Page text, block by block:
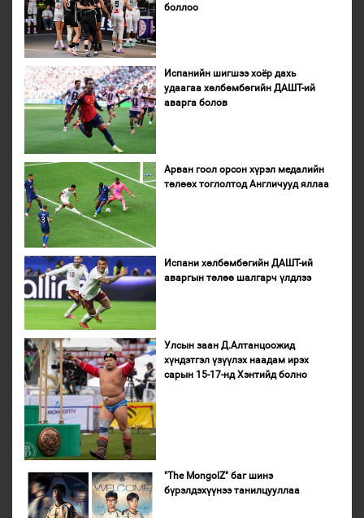
боллоо
Испанийн шигшээ хоёр дахь
удаагаа хөлбөмбөгийн ДАШТ-ий
аварга болов
Арван гоол орсон хүрэл медалийн
төлөөх тоглолтод Англичууд яллаа
Испани хөлбөмбөгийн ДАШТ-ий
аваргын төлөө шалгарч үлдлээ
Улсын заан Д.Алтанцоожид
хүндэтгэл үзүүлэх наадам ирэх
сарын 15-17-нд Хэнтийд болно
"The MongolZ" баг шинэ
бүрэлдэхүүнээ танилцууллаа